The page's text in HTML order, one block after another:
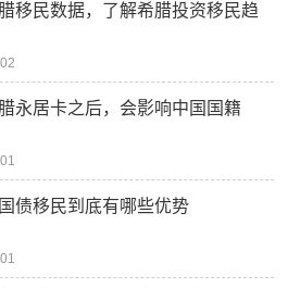
移民数据，了解希腊投资移民趋
永居卡之后，会影响中国国籍
债移民到底有哪些优势